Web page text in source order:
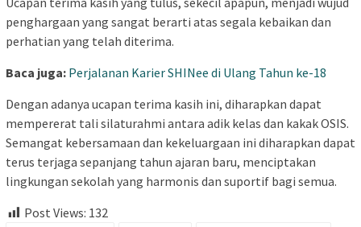
penghargaan yang sangat berarti atas segala kebaikan dan
perhatian yang telah diterima.
Baca juga: Perjalanan Karier SHINee di Ulang Tahun ke-18
Dengan adanya ucapan terima kasih ini, diharapkan dapat
mempererat tali silaturahmi antara adik kelas dan kakak OSIS.
Semangat kebersamaan dan kekeluargaan ini diharapkan dapat
terus terjaga sepanjang tahun ajaran baru, menciptakan
lingkungan sekolah yang harmonis dan suportif bagi semua.
Post Views: 132